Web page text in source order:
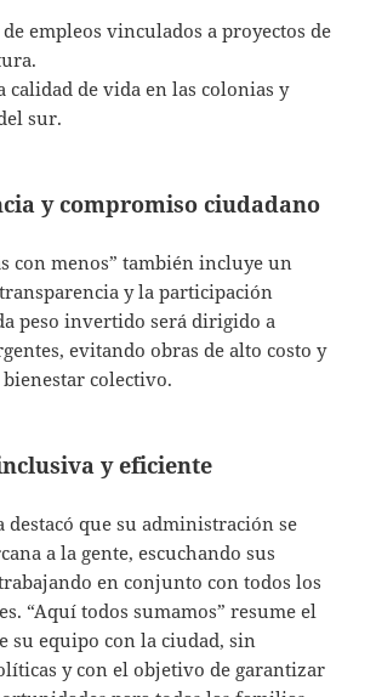
empleos vinculados a proyectos de
calidad de vida en las colonias y
sur.
y compromiso ciudadano
con menos” también incluye un
y la participación
peso invertido será dirigido a
evitando obras de alto costo y
colectivo.
y eficiente
destacó que su administración se
a la gente, escuchando sus
en conjunto con todos los
“Aquí todos sumamos” resume el
su equipo con la ciudad, sin
y con el objetivo de garantizar